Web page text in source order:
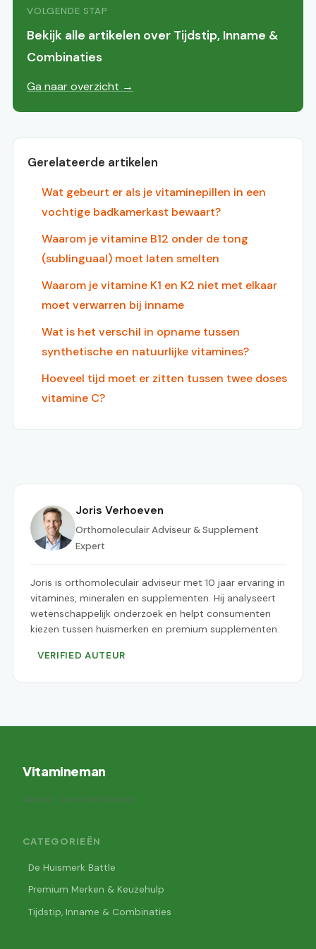
VOLGENDE STAP
Bekijk alle artikelen over Tijdstip, Inname &
Combinaties
Ga naar overzicht →
Gerelateerde artikelen
Wat gebeurt er als je vitaminepillen in een
vochtige badkamerkast bewaart?
Waarom je vitamine B12 onder de tong
(sublinguaal) moet laten smelten
Waarom je vitamine K1 en K2 niet met elkaar
moet verwarren bij inname
Wat is het verschil in opname tussen
synthetische en natuurlijke vitamines?
Hoeveel tijd moet er zitten tussen twee doses
vitamine C?
Joris Verhoeven
Orthomoleculair Adviseur & Supplement
Expert
Joris is orthomoleculair adviseur met 10 jaar ervaring in
vitamines, mineralen en supplementen. Hij analyseert
wetenschappelijk onderzoek en helpt consumenten
kiezen tussen huismerken en premium supplementen.
VERIFIED AUTEUR
Vitamineman
Auteur: Joris Verhoeven
CATEGORIEËN
De Huismerk Battle
Premium Merken & Keuzehulp
Tijdstip, Inname & Combinaties